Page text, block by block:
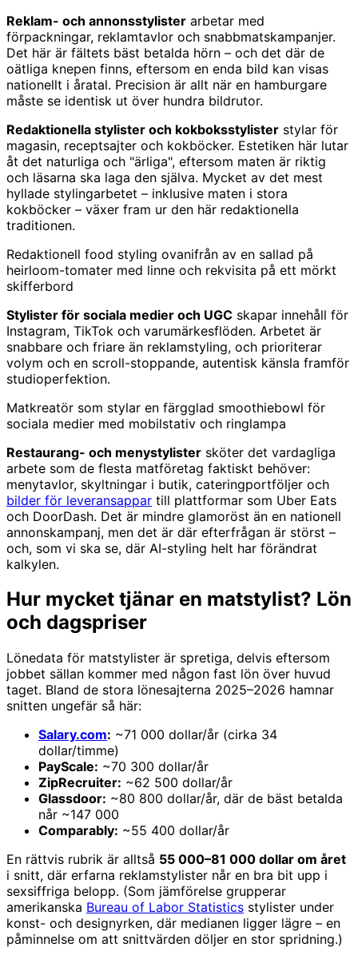
Reklam- och annonsstylister arbetar med
förpackningar, reklamtavlor och snabbmatskampanjer.
Det här är fältets bäst betalda hörn – och det där de
oätliga knepen finns, eftersom en enda bild kan visas
nationellt i åratal. Precision är allt när en hamburgare
måste se identisk ut över hundra bildrutor.
Redaktionella stylister och kokboksstylister stylar för
magasin, receptsajter och kokböcker. Estetiken här lutar
åt det naturliga och "ärliga", eftersom maten är riktig
och läsarna ska laga den själva. Mycket av det mest
hyllade stylingarbetet – inklusive maten i stora
kokböcker – växer fram ur den här redaktionella
traditionen.
Redaktionell food styling ovanifrån av en sallad på
heirloom-tomater med linne och rekvisita på ett mörkt
skifferbord
Stylister för sociala medier och UGC skapar innehåll för
Instagram, TikTok och varumärkesflöden. Arbetet är
snabbare och friare än reklamstyling, och prioriterar
volym och en scroll-stoppande, autentisk känsla framför
studioperfektion.
Matkreatör som stylar en färgglad smoothiebowl för
sociala medier med mobilstativ och ringlampa
Restaurang- och menystylister sköter det vardagliga
arbete som de flesta matföretag faktiskt behöver:
menytavlor, skyltningar i butik, cateringportföljer och
bilder för leveransappar till plattformar som Uber Eats
och DoorDash. Det är mindre glamoröst än en nationell
annonskampanj, men det är där efterfrågan är störst –
och, som vi ska se, där AI-styling helt har förändrat
kalkylen.
Hur mycket tjänar en matstylist? Lön
och dagspriser
Lönedata för matstylister är spretiga, delvis eftersom
jobbet sällan kommer med någon fast lön över huvud
taget. Bland de stora lönesajterna 2025–2026 hamnar
snitten ungefär så här:
Salary.com: ~71 000 dollar/år (cirka 34
dollar/timme)
PayScale: ~70 300 dollar/år
ZipRecruiter: ~62 500 dollar/år
Glassdoor: ~80 800 dollar/år, där de bäst betalda
når ~147 000
Comparably: ~55 400 dollar/år
En rättvis rubrik är alltså 55 000–81 000 dollar om året
i snitt, där erfarna reklamstylister når en bra bit upp i
sexsiffriga belopp. (Som jämförelse grupperar
amerikanska Bureau of Labor Statistics stylister under
konst- och designyrken, där medianen ligger lägre – en
påminnelse om att snittvärden döljer en stor spridning.)